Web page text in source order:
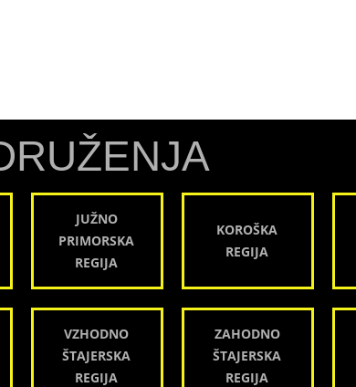
JUŽNO
PRIMORSKA
REGIJA
KOROŠKA
REGIJA
VZHODNO
ŠTAJERSKA
REGIJA
ZAHODNO
ŠTAJERSKA
REGIJA